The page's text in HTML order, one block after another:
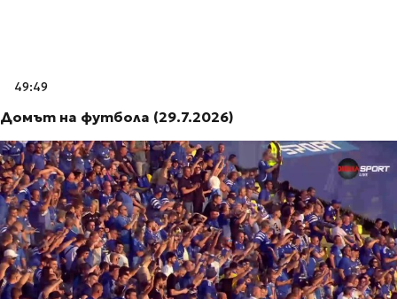
49:49
Домът на футбола (29.7.2026)